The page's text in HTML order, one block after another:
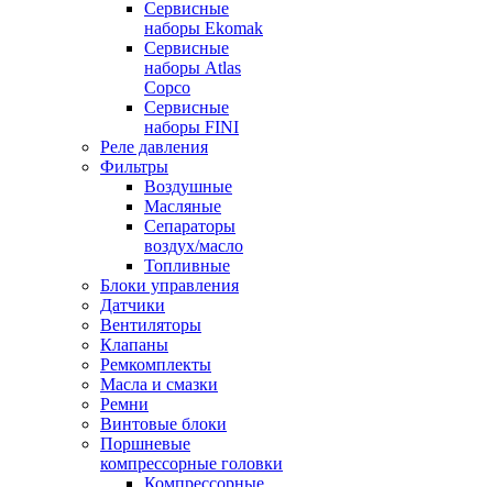
Сервисные
наборы Ekomak
Cервисные
наборы Atlas
Copco
Сервисные
наборы FINI
Реле давления
Фильтры
Воздушные
Масляные
Сепараторы
воздух/масло
Топливные
Блоки управления
Датчики
Вентиляторы
Клапаны
Ремкомплекты
Масла и смазки
Ремни
Винтовые блоки
Поршневые
компрессорные головки
Компрессорные